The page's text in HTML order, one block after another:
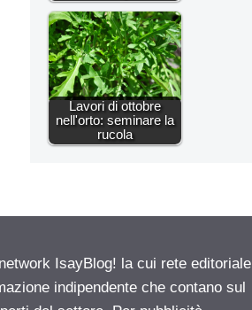
Lavori di ottobre
nell'orto: seminare la
rucola
IsayBlog! la cui rete editoriale
indipendente che contano sul